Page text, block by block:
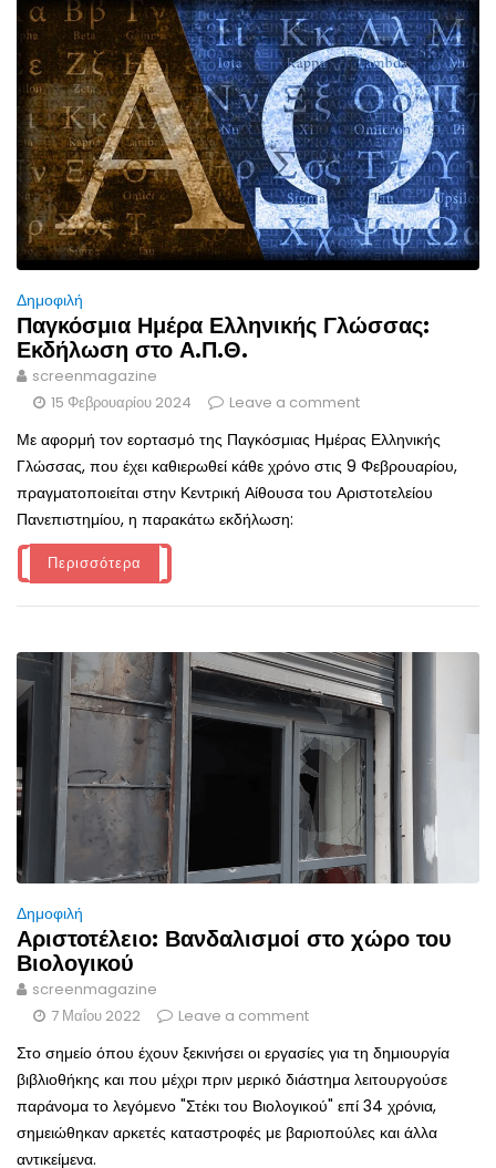
Δημοφιλή
Παγκόσμια Ημέρα Ελληνικής Γλώσσας:
Εκδήλωση στο Α.Π.Θ.
screenmagazine
15 Φεβρουαρίου 2024
Leave a comment
Με αφορμή τον εορτασμό της Παγκόσμιας Ημέρας Ελληνικής
Γλώσσας, που έχει καθιερωθεί κάθε χρόνο στις 9 Φεβρουαρίου,
πραγματοποιείται στην Κεντρική Αίθουσα του Αριστοτελείου
Πανεπιστημίου, η παρακάτω εκδήλωση:
Περισσότερα
Δημοφιλή
Αριστοτέλειο: Βανδαλισμοί στο χώρο του
Βιολογικού
screenmagazine
7 Μαΐου 2022
Leave a comment
Στο σημείο όπου έχουν ξεκινήσει οι εργασίες για τη δημιουργία
βιβλιοθήκης και που μέχρι πριν μερικό διάστημα λειτουργούσε
παράνομα το λεγόμενο "Στέκι του Βιολογικού" επί 34 χρόνια,
σημειώθηκαν αρκετές καταστροφές με βαριοπούλες και άλλα
αντικείμενα.